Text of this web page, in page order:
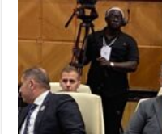
جدة
بمشاركة
سوريا
لأول
مرة
منذ
١٢
عاما
مغلقة